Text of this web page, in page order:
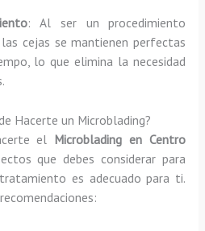
: Al ser un procedimiento
cejas se mantienen perfectas
lo que elimina la necesidad
Hacerte un Microblading?
el Microblading en Centro
que debes considerar para
es adecuado para ti.